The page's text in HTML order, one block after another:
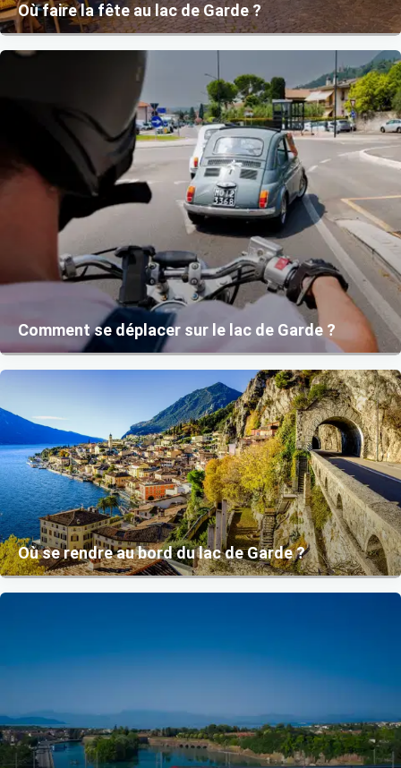
Où faire la fête au lac de Garde ?
Comment se déplacer sur le lac de Garde ?
Où se rendre au bord du lac de Garde ?